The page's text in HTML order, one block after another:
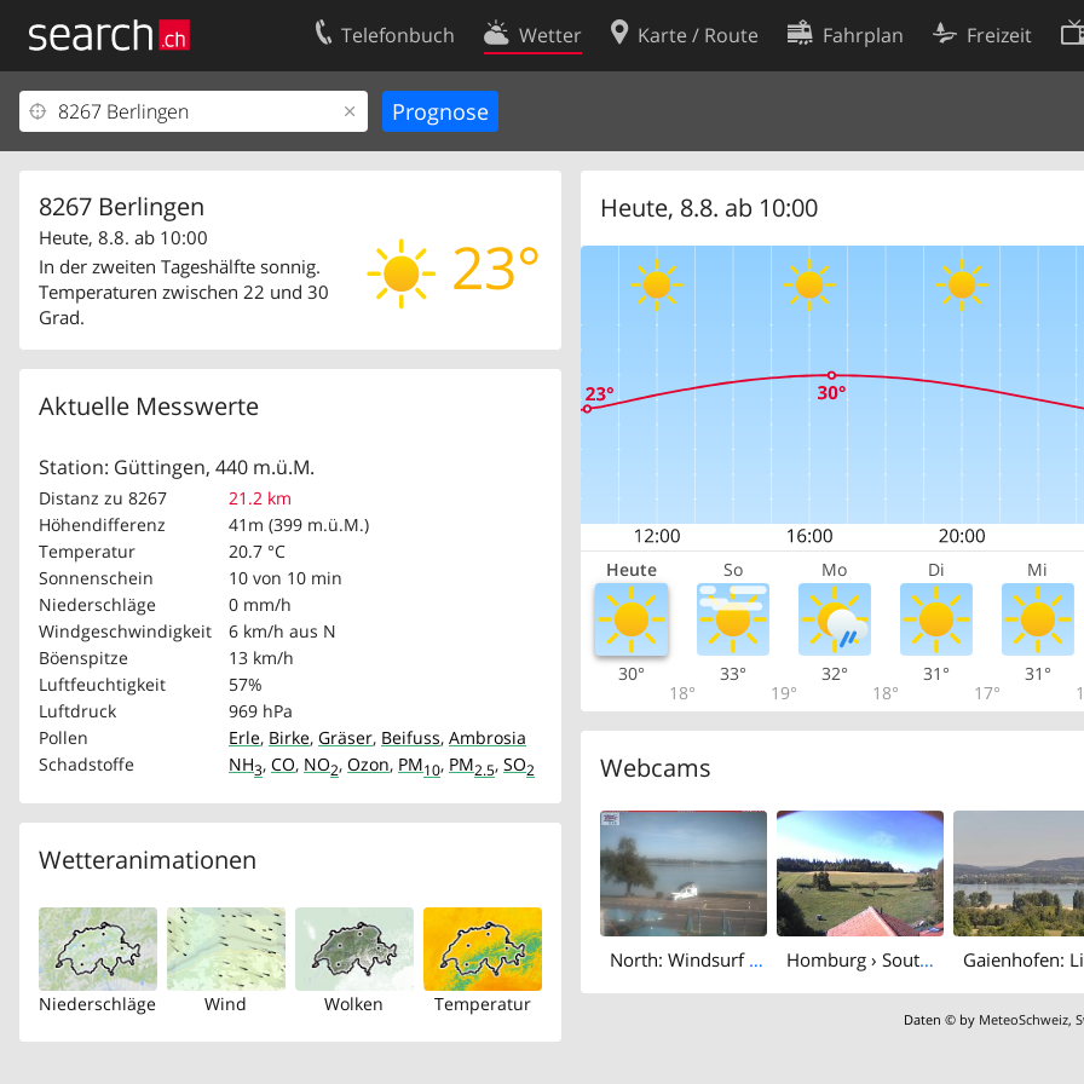
Telefonbuch Wetter Karte / Route Fahrplan Freizeit
8267 Berlingen
23°
Heute, 8.8. ab 10:00
In der zweiten Tageshälfte sonnig.
Temperaturen zwischen 22 und 30
Grad.
Aktuelle Messwerte
Station: Güttingen, 440 m.ü.M.
Distanz zu 8267
21.2 km
Höhendifferenz
41m (399 m.ü.M.)
Temperatur
20.7 °C
Sonnenschein
10 von 10 min
Niederschläge
0 mm/h
Windgeschwindigkeit
6 km/h aus N
Böenspitze
13 km/h
Luftfeuchtigkeit
57%
Luftdruck
969 hPa
Pollen
Erle, Birke, Gräser, Beifuss, Ambrosia
Schadstoffe
NH3, CO, NO2, Ozon, PM10, PM2.5, SO2
Wetteranimationen
Niederschläge Wind Wolken Temperatur
Heute, 8.8. ab 10:00
Heute So Mo Di Mi
30°
18°
33°
19°
32°
18°
31°
17°
31°
Webcams
North: Windsurf Strand - Untersee Homburg › South: Altes Schulhaus Salen
Daten © by MeteoSchweiz,
Ihr Eintrag
Kundencenter Geschäftskunden
Kontakt
Nutzungsbedingungen
Cookie-Einstellungen